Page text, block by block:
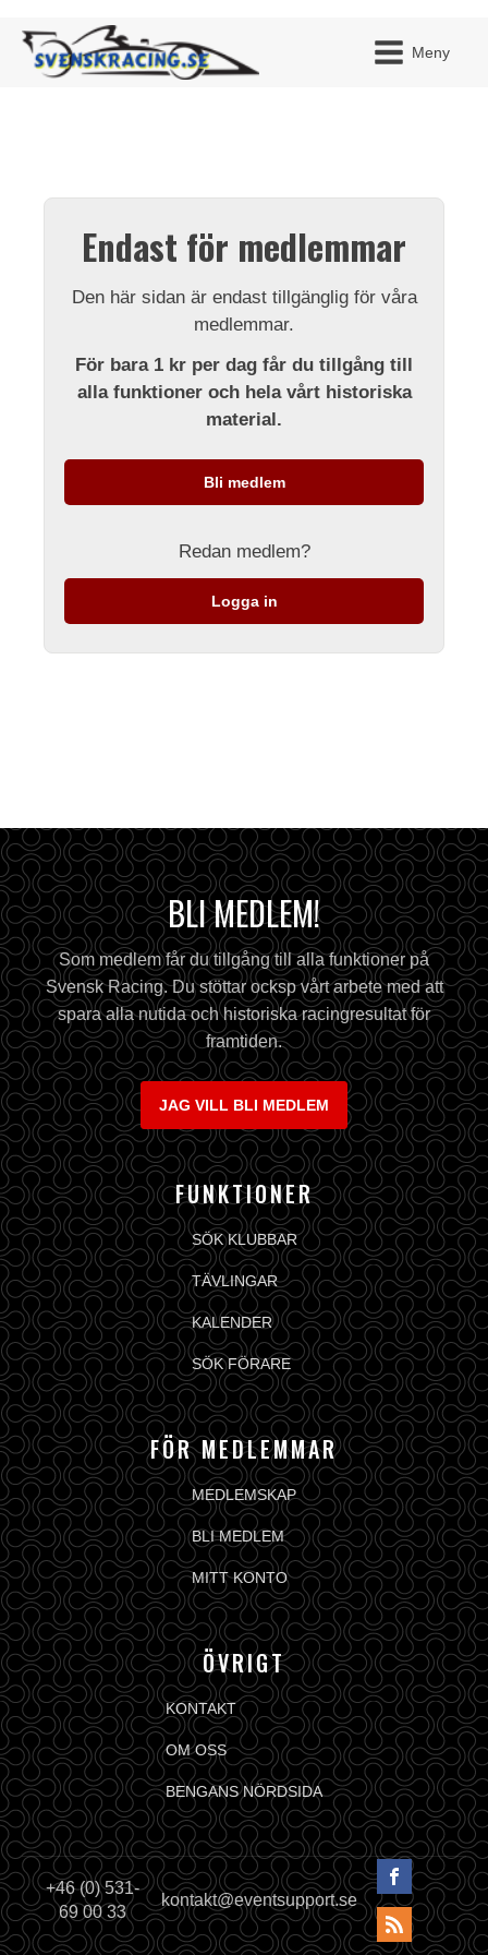
Meny
Endast för medlemmar
Den här sidan är endast tillgänglig för våra
medlemmar.
För bara 1 kr per dag får du tillgång till
alla funktioner och hela vårt historiska
material.
Bli medlem
Redan medlem?
Logga in
BLI MEDLEM!
Som medlem får du tillgång till alla funktioner på
Svensk Racing. Du stöttar ocksp vårt arbete med att
spara alla nutida och historiska racingresultat för
framtiden.
JAG VILL BLI MEDLEM
FUNKTIONER
SÖK KLUBBAR
TÄVLINGAR
KALENDER
SÖK FÖRARE
FÖR MEDLEMMAR
MEDLEMSKAP
BLI MEDLEM
MITT KONTO
ÖVRIGT
KONTAKT
OM OSS
BENGANS NÖRDSIDA
+46 (0) 531-
69 00 33
kontakt@eventsupport.se